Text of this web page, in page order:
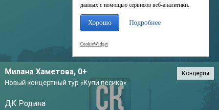
Милана Хаметова, 0+
Новый концертный тур «Купи пёсика»
ДК Родина
Концерты
данных с помощью сервисов веб-аналитики.
Хорошо Подробнее
CookieWidget